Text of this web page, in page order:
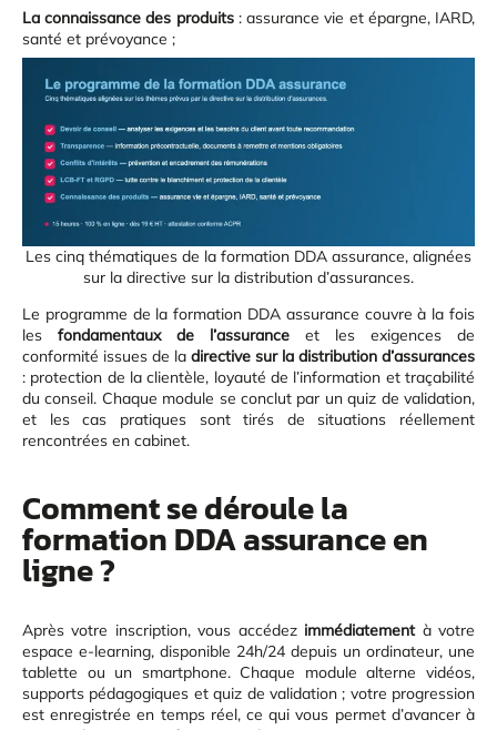
La connaissance des produits: assurance vie et épargne, IARD,
santé et prévoyance ;
Les cinq thématiques de la formation DDA assurance, alignées
sur la directive sur la distribution d’assurances.
Le programme de la formation DDA assurance couvre à la fois
les fondamentaux de l’assurance et les exigences de
conformité issues de la directive sur la distribution d’assurances
: protection de la clientèle, loyauté de l’information et traçabilité
du conseil. Chaque module se conclut par un quiz de validation,
et les cas pratiques sont tirés de situations réellement
rencontrées en cabinet.
Comment se déroule la
formation DDA assurance en
ligne ?
Après votre inscription, vous accédez immédiatementà votre
espace e-learning, disponible 24h/24 depuis un ordinateur, une
tablette ou un smartphone. Chaque module alterne vidéos,
supports pédagogiques et quiz de validation ; votre progression
est enregistrée en temps réel, ce qui vous permet d’avancer à